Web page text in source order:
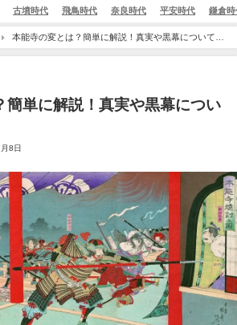
古墳時代 飛鳥時代 奈良時代 平安時代 鎌倉時
本能寺の変とは？簡単に解説！真実や黒幕についても
簡単に解説！真実や黒幕につい
8日